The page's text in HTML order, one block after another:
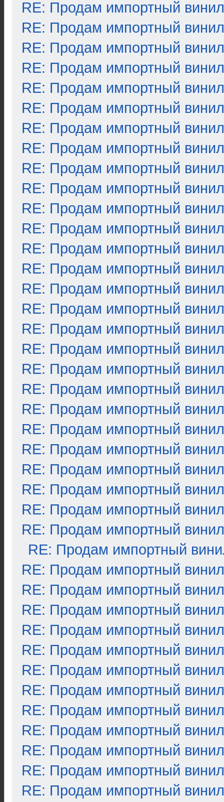
RE: Продам импортный винил
RE: Продам импортный винил
RE: Продам импортный винил
RE: Продам импортный винил
RE: Продам импортный винил
RE: Продам импортный винил
RE: Продам импортный винил
RE: Продам импортный винил
RE: Продам импортный винил
RE: Продам импортный винил
RE: Продам импортный винил
RE: Продам импортный винил
RE: Продам импортный винил
RE: Продам импортный винил
RE: Продам импортный винил
RE: Продам импортный винил
RE: Продам импортный винил
RE: Продам импортный винил
RE: Продам импортный винил
RE: Продам импортный винил
RE: Продам импортный винил
RE: Продам импортный винил
RE: Продам импортный винил
RE: Продам импортный винил
RE: Продам импортный винил
RE: Продам импортный винил
RE: Продам импортный винил
RE: Продам импортный
RE: Продам импортный винил
RE: Продам импортный винил
RE: Продам импортный винил
RE: Продам импортный винил
RE: Продам импортный винил
RE: Продам импортный винил
RE: Продам импортный винил
RE: Продам импортный винил
RE: Продам импортный винил
RE: Продам импортный винил
RE: Продам импортный винил
RE: Продам импортный винил